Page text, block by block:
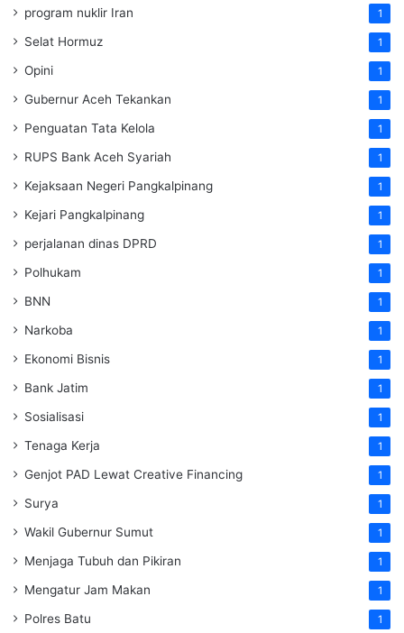
program nuklir Iran 1
Selat Hormuz 1
Opini 1
Gubernur Aceh Tekankan 1
Penguatan Tata Kelola 1
RUPS Bank Aceh Syariah 1
Kejaksaan Negeri Pangkalpinang 1
Kejari Pangkalpinang 1
perjalanan dinas DPRD 1
Polhukam 1
BNN 1
Narkoba 1
Ekonomi Bisnis 1
Bank Jatim 1
Sosialisasi 1
Tenaga Kerja 1
Genjot PAD Lewat Creative Financing 1
Surya 1
Wakil Gubernur Sumut 1
Menjaga Tubuh dan Pikiran 1
Mengatur Jam Makan 1
Polres Batu 1